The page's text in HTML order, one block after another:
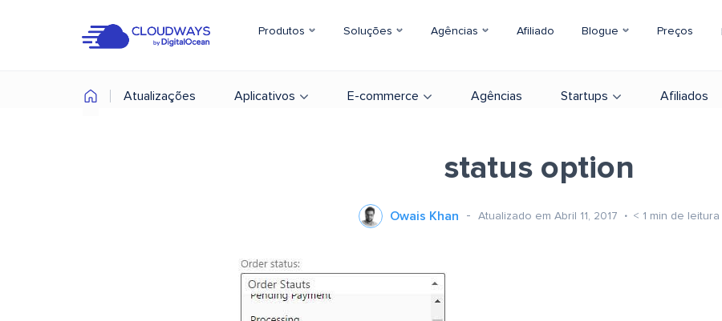
Produtos Soluções Agências Afiliado Blogue Preços
Atualizações Aplicativos E-commerce Agências Startups Afiliados
status option
Owais Khan Atualizado em Abril 11, 2017 < 1 min de leitura